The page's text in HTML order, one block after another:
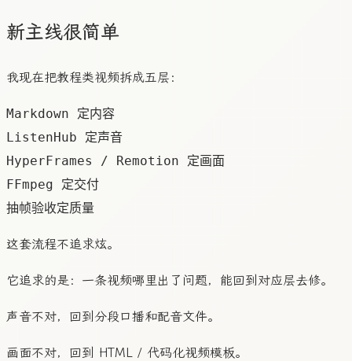
新主线很简单
我现在把教程类视频拆成五层：
Markdown 定内容
ListenHub 定声音
HyperFrames / Remotion 定画面
FFmpeg 定交付
这套流程不追求炫。
它追求的是：一条视频哪里出了问题，能回到对应层去修。
声音不对，回到分段口播和配音文件。
画面不对，回到 HTML / 代码化视频模板。